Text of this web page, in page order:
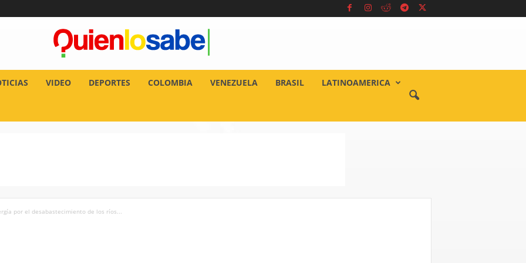
VIDEO DEPORTES COLOMBIA VENEZUELA BRASIL LATINOAMERICA
por el desabastecimiento de los ríos...